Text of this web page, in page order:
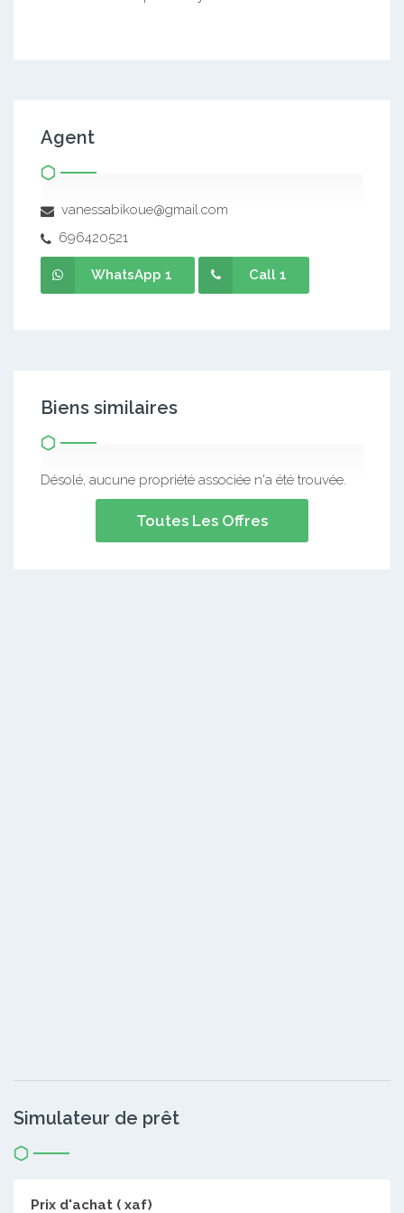
Agent
vanessabikoue@gmail.com
696420521
WhatsApp 1 Call 1
Biens similaires
Désolé, aucune propriété associée n'a été trouvée.
Toutes Les Offres
Simulateur de prêt
Prix d'achat ( xaf)